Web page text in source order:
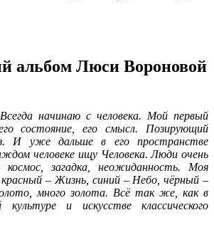
альбом Люси Вороновой
начинаю с человека. Мой первый
состояние, его смысл. Позирующий
И уже дальше в его пространстве
человеке ищу Человека. Люди очень
загадка, неожиданность. Моя
– Жизнь, синий – Небо, чёрный –
много золота. Всё так же, как в
и искусстве классического